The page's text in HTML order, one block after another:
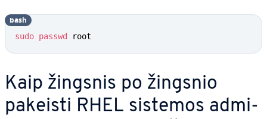
sudo passwd root
bash
Kaip žingsnis po žingsnio
pakeisti RHEL sistemos ad­mi­